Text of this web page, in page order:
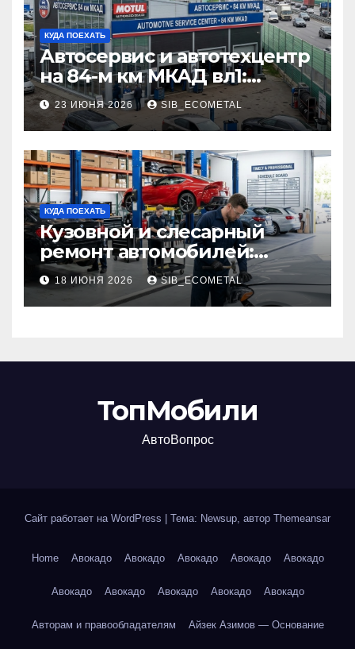
КУДА ПОЕХАТЬ
Автосервис и автотехцентр
на 84-м км МКАД вл1:
описание услуг и режим
работы
23 ИЮНЯ 2026 SIB_ECOMETAL
КУДА ПОЕХАТЬ
Кузовной и слесарный
ремонт автомобилей:
наличие оригинальных
запчастей производителя
и сроки выполнения работ
18 ИЮНЯ 2026 SIB_ECOMETAL
ТопМобили
АвтоВопрос
Сайт работает на WordPress Тема: Newsup, автор Themeansar
Home Авокадо Авокадо Авокадо Авокадо Авокадо
Авокадо Авокадо Авокадо Авокадо Авокадо
Авторам и правообладателям Айзек Азимов — Основание